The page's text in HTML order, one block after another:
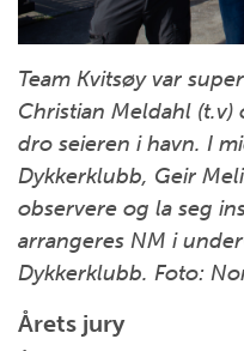
Team Kvitsøy var
Christian Meldahl (t.v)
dro seieren i havn. I
Dykkerklubb, Geir
observere og la seg
arrangeres NM i
Dykkerklubb. Foto:
Årets jury